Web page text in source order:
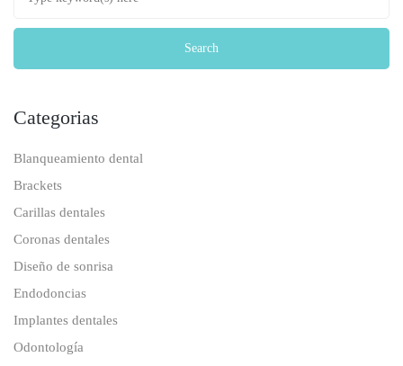
Categorias
Blanqueamiento dental
Brackets
Carillas dentales
Coronas dentales
Diseño de sonrisa
Endodoncias
Implantes dentales
Odontología